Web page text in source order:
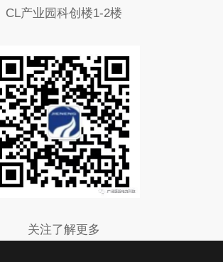
CL产业园科创楼1-2楼
关注了解更多